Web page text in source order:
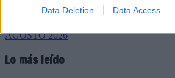
Data Deletion Data Access
Lo más leído